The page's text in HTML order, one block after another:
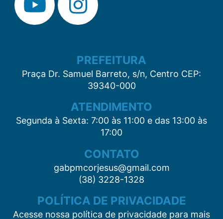
PREFEITURA
Praça Dr. Samuel Barreto, s/n, Centro CEP:
39340-000
ATENDIMENTO
Segunda à Sexta: 7:00 às 11:00 e das 13:00 às
17:00
CONTATO
gabpmcorjesus@gmail.com
(38) 3228-1328
POLÍTICA DE PRIVACIDADE
Acesse nossa política de privacidade para mais